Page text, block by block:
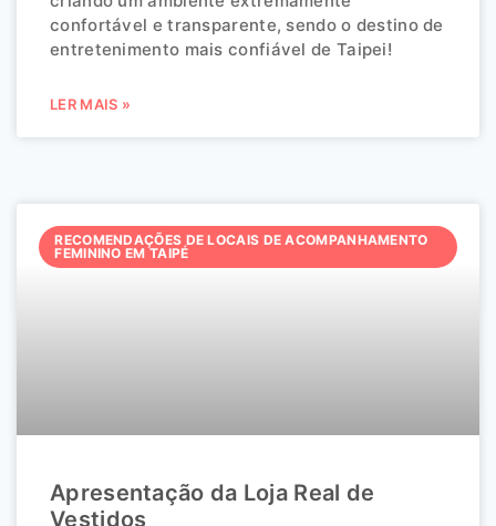
confortável e transparente, sendo o destino de
entretenimento mais confiável de Taipei!
LER MAIS »
RECOMENDAÇÕES DE LOCAIS DE ACOMPANHAMENTO
FEMININO EM TAIPÉ
Apresentação da Loja Real de
Vestidos